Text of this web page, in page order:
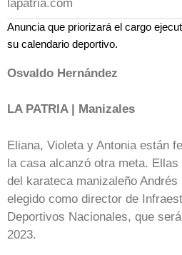
lapatria.com
Anuncia que priorizará el cargo
su calendario deportivo.
Osvaldo Hernández
LA PATRIA | Manizales
Eliana, Violeta y Antonia están
la casa alcanzó otra meta.
del karateca manizaleño Andrés
elegido como director de
Deportivos Nacionales, que
2023.